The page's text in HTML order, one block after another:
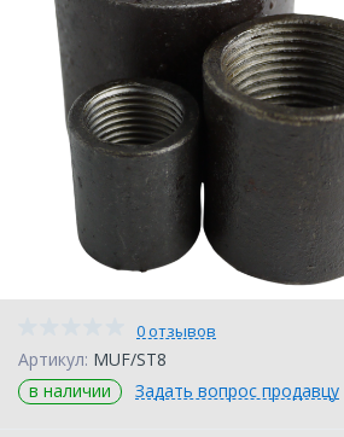
0 отзывов
Артикул: MUF/ST8
в наличии
Задать вопрос продавцу